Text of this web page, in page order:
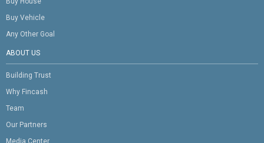
Buy Vehicle
Any Other Goal
ABOUT US
Building Trust
Why Fincash
Team
Our Partners